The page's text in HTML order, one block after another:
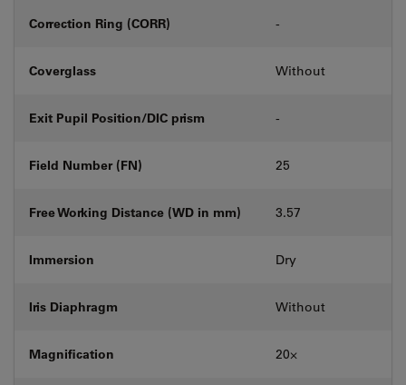
Correction Ring (CORR) -
Coverglass Without
Exit Pupil Position/DIC prism -
Field Number (FN) 25
Free Working Distance (WD in mm) 3.57
Immersion Dry
Iris Diaphragm Without
Magnification 20⨉